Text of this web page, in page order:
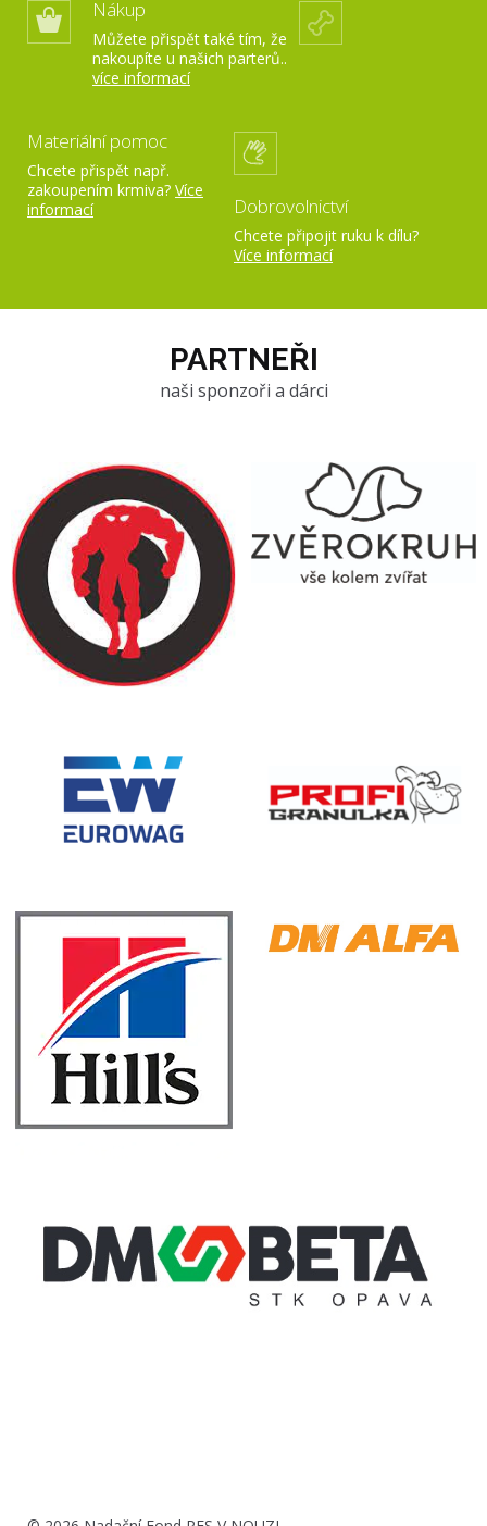
Nákup
Můžete přispět také tím, že
nakoupíte u našich parterů..
více informací
Materiální pomoc
Chcete přispět např.
zakoupením krmiva? Více
informací
Dobrovolnictví
Chcete připojit ruku k dílu?
Více informací
PARTNEŘI
naši sponzoři a dárci